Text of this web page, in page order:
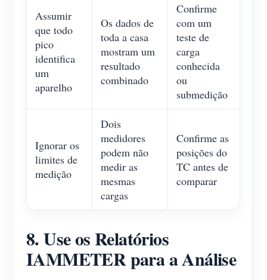
Assumir
que todo
pico
identifica
um
aparelho
Os dados de
toda a casa
mostram um
resultado
combinado
Confirme
com um
teste de
carga
conhecida
ou
submedição
Ignorar os
limites de
medição
Dois
medidores
podem não
medir as
mesmas
cargas
Confirme as
posições do
TC antes de
comparar
8. Use os Relatórios
IAMMETER para a Análise